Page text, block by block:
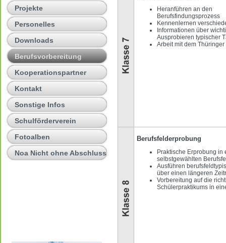
Heranführen an den
Berufsfindungsprozess
Kennenlernen
Informationen über
Ausprobieren typischer
Arbeit mit dem
Berufsfelderprobung
Praktische Erprobung in
selbstgewählten
Ausführen
über einen längeren
Vorbereitung auf die
Schülerpraktikums in
Projekte
Personelles
Downloads
Berufsvorbereitung
Kooperationspartner
Kontakt
Sonstige Infos
Schulförderverein
Fotoalben
Noa Nicht ohne Abschluss